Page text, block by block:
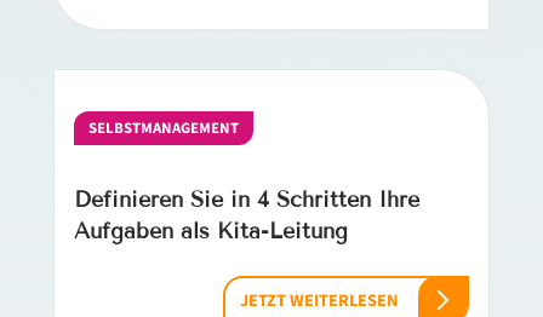
SELBSTMANAGEMENT
Definieren Sie in 4 Schritten Ihre
Aufgaben als Kita-Leitung
JETZT WEITERLESEN